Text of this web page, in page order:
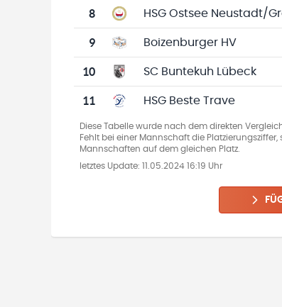
8 HSG Ostsee Neustadt/
9 Boizenburger HV
10 SC Buntekuh Lübeck
11 HSG Beste Trave
Diese Tabelle wurde nach dem direkten
Fehlt bei einer Mannschaft die
Mannschaften auf dem gleichen Platz.
letztes Update: 11.05.2024 16:19 Uhr